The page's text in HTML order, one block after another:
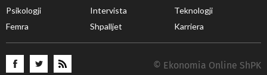
Psikologji
Intervista
Teknologji
Femra
Shpalljet Karriera
© Ekonomia Online ShPK